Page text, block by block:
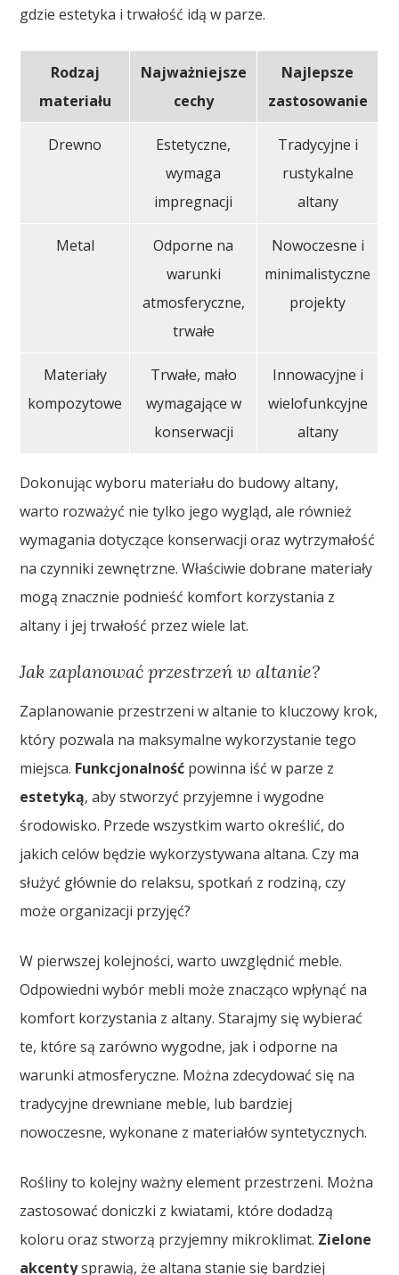
gdzie estetyka i trwałość idą w parze.
Rodzaj
materiału
Najważniejsze
cechy
Najlepsze
zastosowanie
Drewno
Estetyczne,
wymaga
impregnacji
Tradycyjne i
rustykalne
altany
Metal
Odporne na
warunki
atmosferyczne,
trwałe
Nowoczesne i
minimalistyczne
projekty
Materiały
kompozytowe
Trwałe, mało
wymagające w
konserwacji
Innowacyjne i
wielofunkcyjne
altany
Dokonując wyboru materiału do budowy altany,
warto rozważyć nie tylko jego wygląd, ale również
wymagania dotyczące konserwacji oraz wytrzymałość
na czynniki zewnętrzne. Właściwie dobrane materiały
mogą znacznie podnieść komfort korzystania z
altany i jej trwałość przez wiele lat.
Jak zaplanować przestrzeń w altanie?
Zaplanowanie przestrzeni w altanie to kluczowy krok,
który pozwala na maksymalne wykorzystanie tego
miejsca. Funkcjonalność powinna iść w parze z
estetyką, aby stworzyć przyjemne i wygodne
środowisko. Przede wszystkim warto określić, do
jakich celów będzie wykorzystywana altana. Czy ma
służyć głównie do relaksu, spotkań z rodziną, czy
może organizacji przyjęć?
W pierwszej kolejności, warto uwzględnić meble.
Odpowiedni wybór mebli może znacząco wpłynąć na
komfort korzystania z altany. Starajmy się wybierać
te, które są zarówno wygodne, jak i odporne na
warunki atmosferyczne. Można zdecydować się na
tradycyjne drewniane meble, lub bardziej
nowoczesne, wykonane z materiałów syntetycznych.
Rośliny to kolejny ważny element przestrzeni. Można
zastosować doniczki z kwiatami, które dodadzą
koloru oraz stworzą przyjemny mikroklimat. Zielone
akcentysprawią, że altana stanie się bardziej